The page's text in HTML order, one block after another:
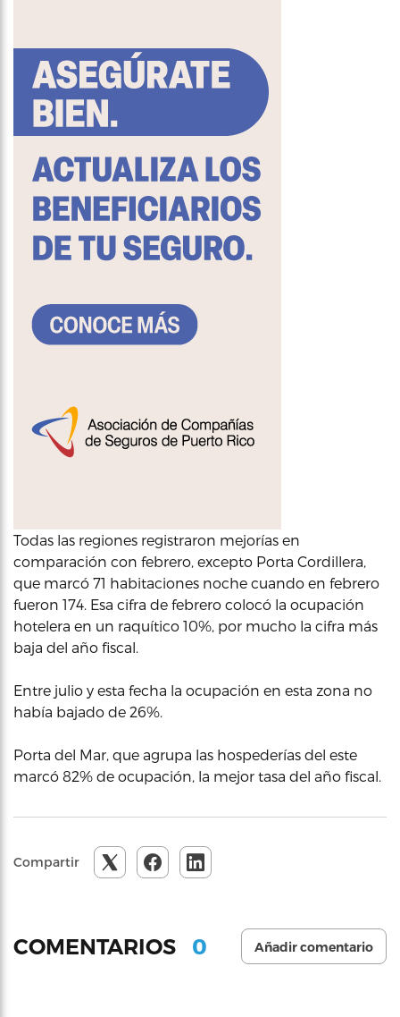
Todas las regiones registraron mejorías en
comparación con febrero, excepto Porta Cordillera,
que marcó 71 habitaciones noche cuando en febrero
fueron 174. Esa cifra de febrero colocó la ocupación
hotelera en un raquítico 10%, por mucho la cifra más
baja del año fiscal.
Entre julio y esta fecha la ocupación en esta zona no
había bajado de 26%.
Porta del Mar, que agrupa las hospederías del este
marcó 82% de ocupación, la mejor tasa del año fiscal.
Compartir
COMENTARIOS 0 Añadir comentario